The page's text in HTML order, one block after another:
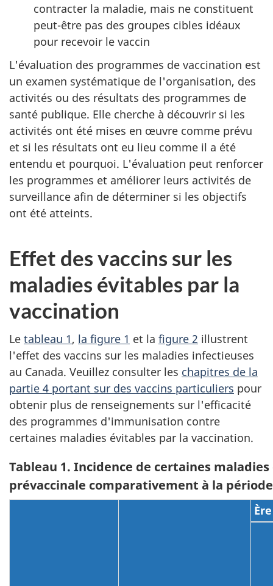
contracter la maladie, mais ne constituent
peut-être pas des groupes cibles idéaux
pour recevoir le vaccin
L'évaluation des programmes de vaccination est
un examen systématique de l'organisation, des
activités ou des résultats des programmes de
santé publique. Elle cherche à découvrir si les
activités ont été mises en œuvre comme prévu
et si les résultats ont eu lieu comme il a été
entendu et pourquoi. L'évaluation peut renforcer
les programmes et améliorer leurs activités de
surveillance afin de déterminer si les objectifs
ont été atteints.
Effet des vaccins sur les
maladies évitables par la
vaccination
Le tableau 1, la figure 1 et la figure 2 illustrent
l'effet des vaccins sur les maladies infectieuses
au Canada. Veuillez consulter les chapitres de la
partie 4 portant sur des vaccins particuliers pour
obtenir plus de renseignements sur l'efficacité
des programmes d'immunisation contre
certaines maladies évitables par la vaccination.
Tableau 1. Incidence de certaines
prévaccinale comparativement à la période